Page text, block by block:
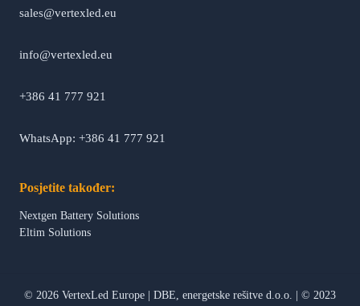
sales@vertexled.eu
info@vertexled.eu
+386 41 777 921
WhatsApp: +386 41 777 921
Posjetite također:
Nextgen Battery Solutions
Eltim Solutions
© 2026 VertexLed Europe DBE, energetske rešitve d.o.o.
© 2023